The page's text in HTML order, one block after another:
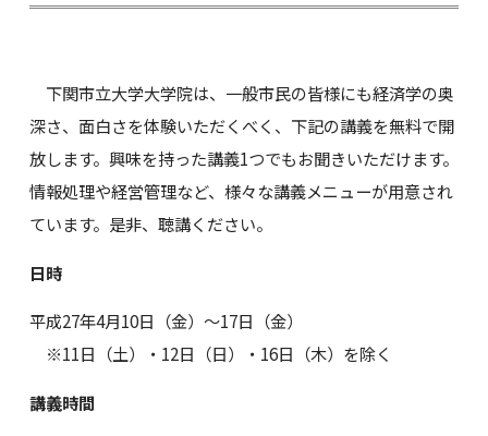
下関市立大学大学院は、一般市民の皆様にも経済学の奥
深さ、面白さを体験いただくべく、下記の講義を無料で開
放します。興味を持った講義1つでもお聞きいただけます。
情報処理や経営管理など、様々な講義メニューが用意され
ています。是非、聴講ください。
日時
平成27年4月10日（金）～17日（金）
※11日（土）・12日（日）・16日（木）を除く
講義時間